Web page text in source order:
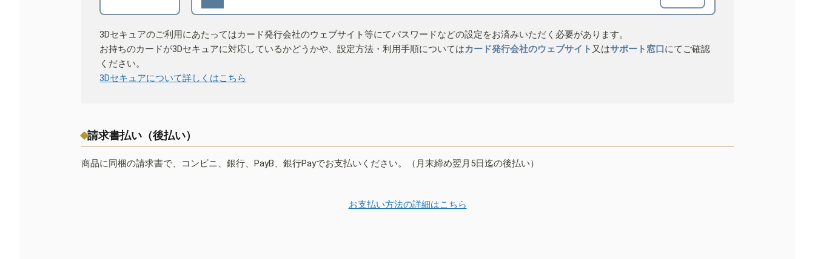
3Dセキュアのご利用にあたってはカード発行会社のウェブサイト等にてパスワードなどの設定をお済みいただく必要があります。
お持ちのカードが3Dセキュアに対応しているかどうかや、設定方法・利用手順についてはカード発行会社のウェブサイト 又はサポート窓口にてご確認
ください。
3Dセキュアについて詳しくはこちら
請求書払い（後払い）
商品に同梱の請求書で、コンビニ、銀行、PayB、銀行Payでお支払いください。（月末締め翌月5日迄の後払い）
お支払い方法の詳細はこちら